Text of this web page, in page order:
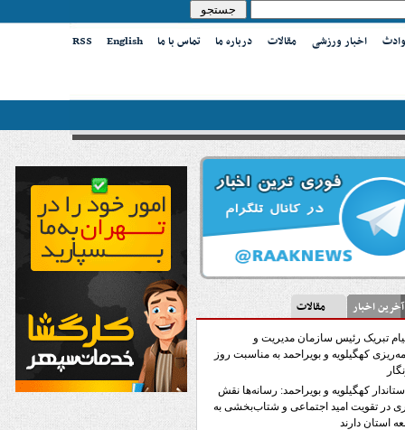
اخبار ورزشی مقالات درباره ما تماس با ما English
RSS
اخبار مقالات
تبریک رئیس سازمان مدیریت و
کهگیلویه و بویراحمد به مناسبت روز
کهگیلویه و بویراحمد: رسانه‌ها نقش
در تقویت امید اجتماعی و شتاب‌بخشی به
استان دارند